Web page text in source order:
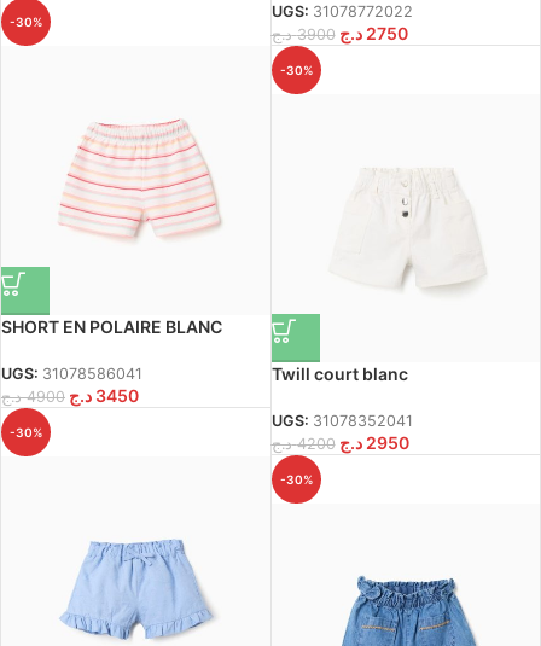
UGS: 31078772022
3900 د.ج 2750 د.ج
-30%
SHORT EN POLAIRE BLANC
UGS: 31078586041
4900 د.ج 3450 د.ج
-30%
Twill court blanc
UGS: 31078352041
4200 د.ج 2950 د.ج
-30%
-30%